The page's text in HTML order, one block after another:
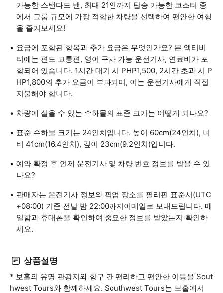
가능한 스탠다드 밴, 최대 21인까지 탑승 가능한 코스터 중
에서 그룹 규모에 가장 적합한 차량을 선택하여 편안한 여행
을 즐겨보세요!
요금에 포함된 항목과 추가 요금은 무엇인가요? 본 액티비
티에는 편도 교통편, 영어 구사 가능 운전기사, 연료비가 포
함되어 있습니다. 1시간 대기 시 PHP1,500, 2시간 초과 시 P
HP1,800의 추가 요금이 부과되며, 이는 운전기사에게 직접
지불해야 합니다.
차량에 실을 수 있는 수하물의 표준 크기는 어떻게 되나요?
표준 수하물 크기는 24인치입니다. 높이 60cm(24인치), 너
비 41cm(16.4인치), 깊이 23cm(9.2인치)입니다.
예약 확정 후 언제 운전기사 및 차량 번호 정보를 받을 수 있
나요?
판매자는 운전기사 정보와 픽업 장소를 필리핀 표준시(UTC
+08:00) 기준 전날 밤 22:00까지이메일로 보내드립니다. 메
일함과 휴대폰을 확인하여 중요한 정보를 받았는지 확인하
세요.
상품설명
* 보홀의 유명 관광지와 항구 간 편리하고 편안한 이동을 Sout
hwest Tours와 함께하세요. Southwest Tours는 보홀에서